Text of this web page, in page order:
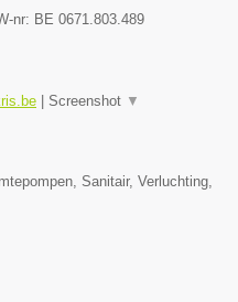
nr: BE 0671.803.489
Screenshot ▼
Sanitair, Verluchting,